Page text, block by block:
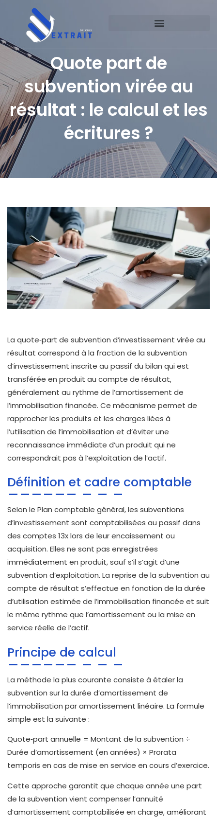
Quote part de
subvention virée au
résultat : le calcul et les
écritures ?
La quote‑part de subvention d’investissement virée au
résultat correspond à la fraction de la subvention
d’investissement inscrite au passif du bilan qui est
transférée en produit au compte de résultat,
généralement au rythme de l’amortissement de
l’immobilisation financée. Ce mécanisme permet de
rapprocher les produits et les charges liées à
l’utilisation de l’immobilisation et d’éviter une
reconnaissance immédiate d’un produit qui ne
correspondrait pas à l’exploitation de l’actif.
Définition et cadre comptable
Selon le Plan comptable général, les subventions
d’investissement sont comptabilisées au passif dans
des comptes 13x lors de leur encaissement ou
acquisition. Elles ne sont pas enregistrées
immédiatement en produit, sauf s’il s’agit d’une
subvention d’exploitation. La reprise de la subvention au
compte de résultat s’effectue en fonction de la durée
d’utilisation estimée de l’immobilisation financée et suit
le même rythme que l’amortissement ou la mise en
service réelle de l’actif.
Principe de calcul
La méthode la plus courante consiste à étaler la
subvention sur la durée d’amortissement de
l’immobilisation par amortissement linéaire. La formule
simple est la suivante :
Quote‑part annuelle = Montant de la subvention ÷
Durée d’amortissement (en années) × Prorata
temporis en cas de mise en service en cours d’exercice.
Cette approche garantit que chaque année une part
de la subvention vient compenser l’annuité
d’amortissement comptabilisée en charge, améliorant